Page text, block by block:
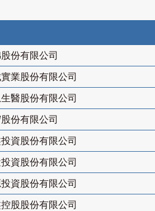
份有限公司
業股份有限公司
醫股份有限公司
份有限公司
資股份有限公司
資股份有限公司
資股份有限公司
股股份有限公司